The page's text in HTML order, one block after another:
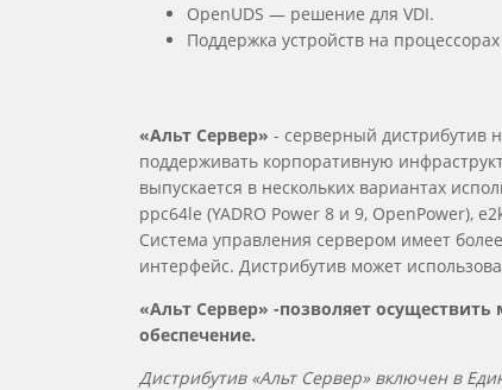
OpenUDS — решение для VDI.
Поддержка устройств на
«Альт Сервер» - серверный дистрибутив
поддерживать корпоративную
выпускается в нескольких вариантах
ppc64le (YADRO Power 8 и 9, OpenPower),
Система управления сервером имеет
интерфейс. Дистрибутив может
«Альт Сервер» -позволяет
обеспечение.
Дистрибутив «Альт Сервер» включен в Ед